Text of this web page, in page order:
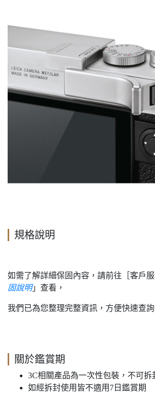
規格說明
如需了解詳細保固內容，請前往［客戶
固說明」查看，
我們已為您整理完整資訊，方便快速查詢
關於鑑賞期
3C相關產品為一次性包裝，不可拆
如經拆封使用皆不適用7日鑑賞期